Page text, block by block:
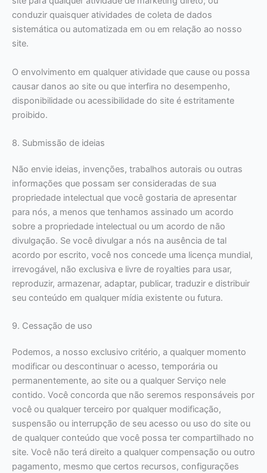
conduzir quaisquer atividades de coleta de dados
sistemática ou automatizada em ou em relação ao nosso
site.
O envolvimento em qualquer atividade que cause ou possa
causar danos ao site ou que interfira no desempenho,
disponibilidade ou acessibilidade do site é estritamente
proibido.
8. Submissão de ideias
Não envie ideias, invenções, trabalhos autorais ou outras
informações que possam ser consideradas de sua
propriedade intelectual que você gostaria de apresentar
para nós, a menos que tenhamos assinado um acordo
sobre a propriedade intelectual ou um acordo de não
divulgação. Se você divulgar a nós na ausência de tal
acordo por escrito, você nos concede uma licença mundial,
irrevogável, não exclusiva e livre de royalties para usar,
reproduzir, armazenar, adaptar, publicar, traduzir e distribuir
seu conteúdo em qualquer mídia existente ou futura.
9. Cessação de uso
Podemos, a nosso exclusivo critério, a qualquer momento
modificar ou descontinuar o acesso, temporária ou
permanentemente, ao site ou a qualquer Serviço nele
contido. Você concorda que não seremos responsáveis por
você ou qualquer terceiro por qualquer modificação,
suspensão ou interrupção de seu acesso ou uso do site ou
de qualquer conteúdo que você possa ter compartilhado no
site. Você não terá direito a qualquer compensação ou outro
pagamento, mesmo que certos recursos, configurações